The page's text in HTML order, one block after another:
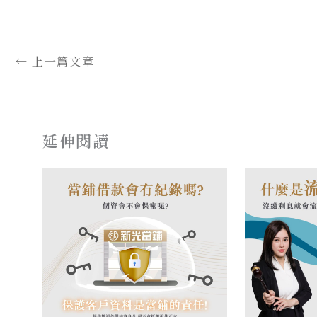
← 上一篇文章
延伸閱讀